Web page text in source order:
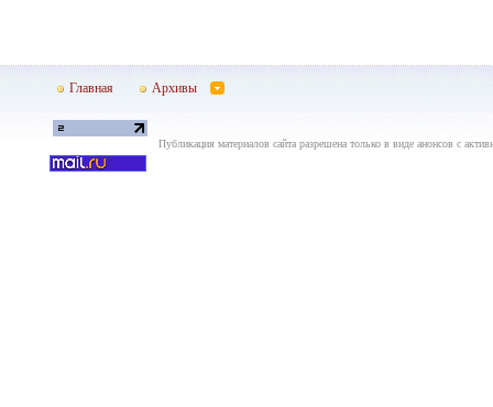
Главная Архивы
Публикация материалов сайта разрешена только в виде анонсов с